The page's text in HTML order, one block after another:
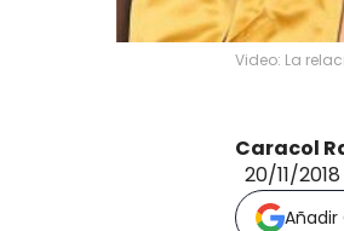
Video: La
Caracol
20/11/2018
Añadir